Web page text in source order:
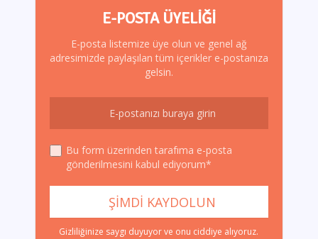
E-POSTA ÜYELIĞI
E-posta listemize üye olun ve genel ağ
adresimizde paylaşılan tüm içerikler e-postanıza
gelsin.
Bu form üzerinden tarafıma e-posta
gönderilmesini kabul ediyorum*
Gizliliğinize saygı duyuyor ve onu ciddiye alıyoruz.